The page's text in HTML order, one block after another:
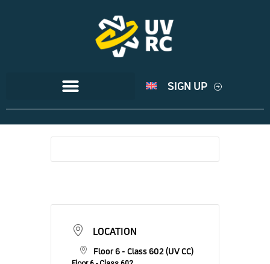
SIGN UP
LOCATION
Floor 6 - Class 602 (UV CC)